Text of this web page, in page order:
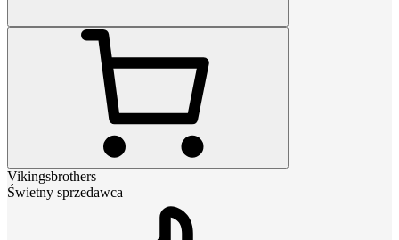
Vikingsbrothers
Świetny sprzedawca